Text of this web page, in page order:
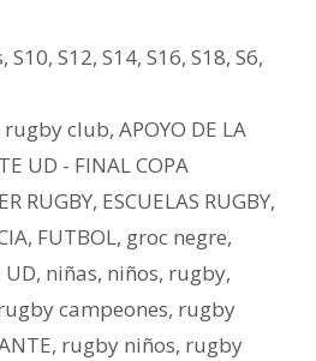
,S10,S12,S14,S16,S18,S6,
club,APOYO DE LA
UD - FINAL COPA
RUGBY, ESCUELAS RUGBY,
, FUTBOL, groc negre,
UD, niñas, niños, rugby,
campeones, rugby
, rugby niños, rugby